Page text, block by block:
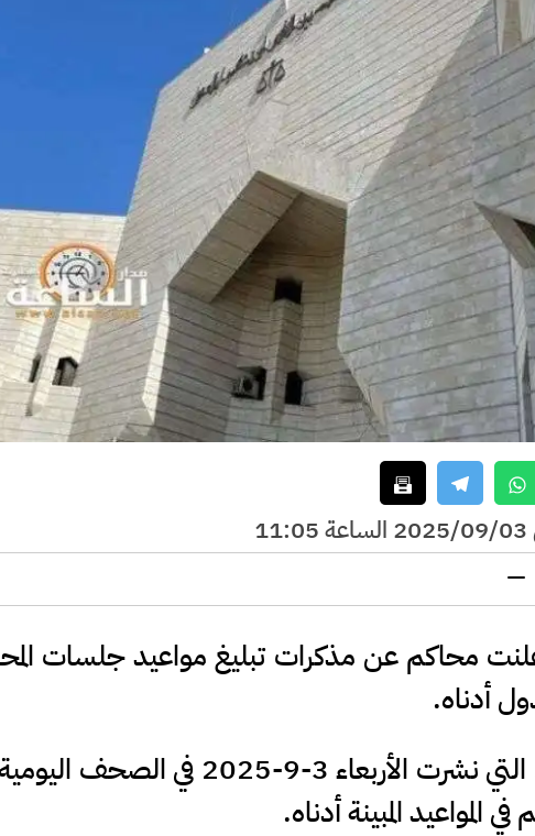
محاكم عن مذكرات تبليغ مواعيد جلسات
أدناه.
وطلبت المذكرات، التي نشرت الأربعاء
المواعيد المبينة أدناه.